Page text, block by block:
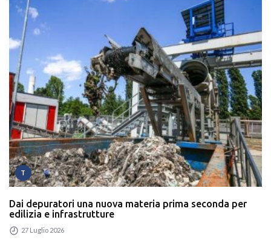
T
Dai depuratori una nuova materia prima seconda per
edilizia e infrastrutture
27 Luglio 2026